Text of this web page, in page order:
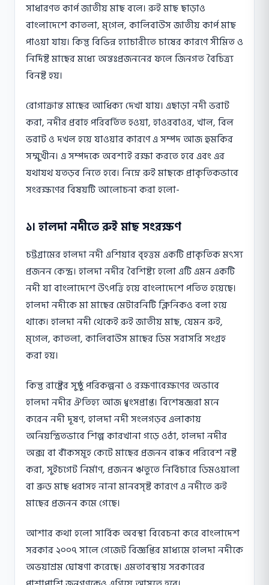
সাধারণত কার্প জাতীয় মাছ বলে। রুই মাছ ছাড়াও
বাংলাদেশে কাতলা, মৃগেল, কালিবাউস জাতীয় কার্প মাছ
পাওয়া যায়। কিন্তু বিভিন্ন হ্যাচারীতে চাষের কারণে সীমিত ও
নির্দিষ্ট মাছের মধ্যে অন্তঃপ্রজননের ফলে জিনগত বৈচিত্র্য
বিনষ্ট হয়।
রোগাক্রান্ত মাছের আধিক্য দেখা যায়। এছাড়া নদী ভরাট
করা, নদীর প্রবাহ পরিবর্তিত হওয়া, হাওরবাওর, খাল, বিল
ভরাট ও দখল হয়ে যাওয়ার কারণে এ সম্পদ আজ হুমকির
সম্মুখীন। এ সম্পদকে অবশ্যই রক্ষা করতে হবে এবং এর
যথাযথ যতড়ব নিতে হবে। নিম্নে রুই মাছকে প্রাকৃতিকভাবে
সংরক্ষণের বিষয়টি আলোচনা করা হলো-
১। হালদা নদীতে রুই মাছ সংরক্ষণ
চট্টগ্রামের হালদা নদী এশিয়ার বৃহত্তম একটি প্রাকৃতিক মৎস্য
প্রজনন কেন্দ্র। হালদা নদীর বৈশিষ্ট্য হলো এটি এমন একটি
নদী যা বাংলাদেশে উৎপত্তি হয়ে বাংলাদেশে পতিত হয়েছে।
হালদা নদীকে মা মাছের মেটারনিটি ক্লিনিকও বলা হয়ে
থাকে। হালদা নদী থেকেই রুই জাতীয় মাছ, যেমন রুই,
মৃগেল, কাতলা, কালিবাউস মাছের ডিম সরাসরি সংগ্রহ
করা হয়।
কিন্তু রাষ্ট্রের সুষ্ঠু পরিকল্পনা ও রক্ষণাবেক্ষণের অভাবে
হালদা নদীর ঐতিহ্য আজ ধ্বংসপ্রাপ্ত। বিশেষজ্ঞরা মনে
করেন নদী দূষণ, হালদা নদী সংলগড়ব এলাকায়
অনিয়ন্ত্রিতভাবে শিল্প কারখানা গড়ে ওঠা, হালদা নদীর
অক্স বা বাঁকসমূহ কেটে মাছের প্রজনন বান্ধব পরিবেশ নষ্ট
করা, সুইচগেট নির্মাণ, প্রজনন ঋতুতে নির্বিচারে ডিমওয়ালা
বা ব্রুড মাছ ধরাসহ নানা মানবসৃষ্ট কারণে এ নদীতে রুই
মাছের প্রজনন কমে গেছে।
আশার কথা হলো সার্বিক অবস্থা বিবেচনা করে বাংলাদেশ
সরকার ২০০৭ সালে গেজেট বিজ্ঞপ্তির মাধ্যমে হালদা নদীকে
অভয়াশ্রম ঘোষণা করেছে। এমতাবস্থায় সরকারের